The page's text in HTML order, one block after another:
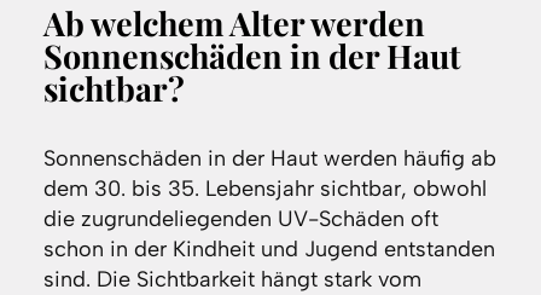
Ab welchem Alter werden
Sonnenschäden in der Haut
sichtbar?
Sonnenschäden in der Haut werden häufig ab
dem 30. bis 35. Lebensjahr sichtbar, obwohl
die zugrundeliegenden UV-Schäden oft
schon in der Kindheit und Jugend entstanden
sind. Die Sichtbarkeit hängt stark vom